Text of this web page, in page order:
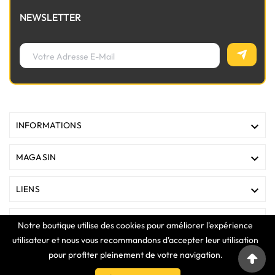
Notre boutique utilise des cookies pour améliorer l'expérience
utilisateur et nous vous recommandons d'accepter leur utilisation
pour profiter pleinement de votre navigation.
NEWSLETTER
INFORMATIONS 
MAGASIN 
LIENS 
VOTRE COMPTE 
COPYRIGHT © 2025 Clavier Express